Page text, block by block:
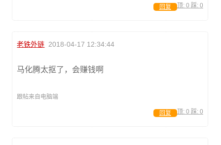
顶: 0 踩: 0
回复
老铁外链 2018-04-17 12:34:44
马化腾太抠了，会赚钱啊
跟帖来自电脑端
顶: 0 踩: 0
回复